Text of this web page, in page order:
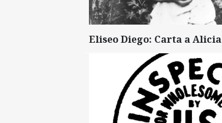
Eliseo Diego: Carta a Alicia